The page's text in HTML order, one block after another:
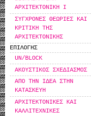
ΑΡΧΙΤΕΚΤΟΝΙΚΗ Ι
ΣΥΓΧΡΟΝΕΣ ΘΕΩΡΙΕΣ ΚΑΙ
ΚΡΙΤΙΚΗ ΤΗΣ
ΑΡΧΙΤΕΚΤΟΝΙΚΗΣ
ΕΠΙΛΟΓΗΣ
UN/BLOCK
ΑΚΟΥΣΤΙΚΟΣ ΣΧΕΔΙΑΣΜΟΣ
ΑΠΟ ΤΗΝ ΙΔΕΑ ΣΤΗΝ
ΚΑΤΑΣΚΕΥΗ
ΑΡΧΙΤΕΚΤΟΝΙΚΕΣ ΚΑΙ
ΚΑΛΛΙΤΕΧΝΙΚΕΣ